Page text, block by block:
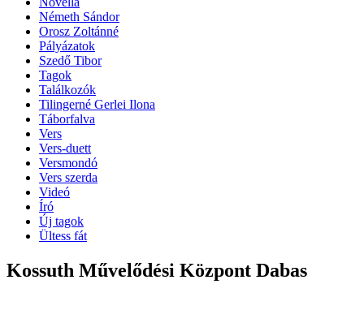
Németh Sándor
Orosz Zoltánné
Pályázatok
Szedő Tibor
Tagok
Találkozók
Tilingerné Gerlei Ilona
Táborfalva
Vers
Vers-duett
Versmondó
Vers szerda
Videó
Író
Új tagok
Ültess fát
Kossuth Művelődési Központ Dabas